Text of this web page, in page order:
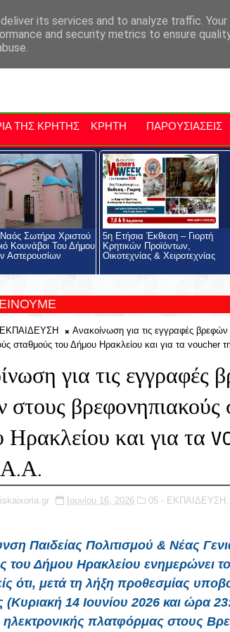
Μαλεβιζίου Εκδηλώσεις Στην Κρήτη
ΤΗΣ ΚΡΗΤΗΣ ΚΡΗΤΗ ΠΑΡΟΥΣΙΑΣΕΙΣ
Σωτήρα Χριστού
Κουνάβοι Του Δήμου
Αστερουσίων
5η Ετήσια Έκθεση – Γιορτή
Κρητικών Προϊόντων,
Οικοτεχνίας & Χειροτεχνίας
Ανακοίνωση για τις εγγραφές
σταθμούς του Δήμου Ηρακλείου και για τα voucher
για τις εγγραφές
στους βρεφονηπιακούς
και για τα
Ιουνίου 16, 2026 05 - ΕΚΠΑΙΔΕΥΣΗ,
Παιδείας Πολιτισμού & Νέας
του Δήμου Ηρακλείου ενημερώνει
ότι, μετά τη λήξη προθεσμίας
(Κυριακή 14 Ιουνίου 2026 και ώρα
πλατφόρμας στους
its services and to analyze traffic.
and security metrics to ensure